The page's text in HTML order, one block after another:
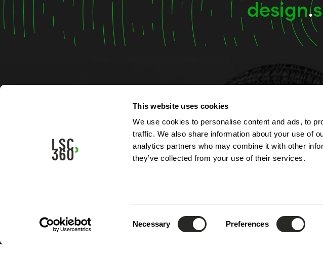
This website uses cookies
We use cookies to personalise content and ads, to
traffic. We also share information about your use of
analytics partners who may combine it with other
they’ve collected from your use of their services.
Necessary Preferences
design.
4, rue Albert Simon
L-5315 Contern
Luxembourg